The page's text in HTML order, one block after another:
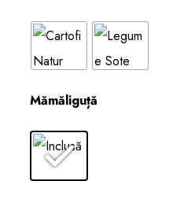
Mămăliguță